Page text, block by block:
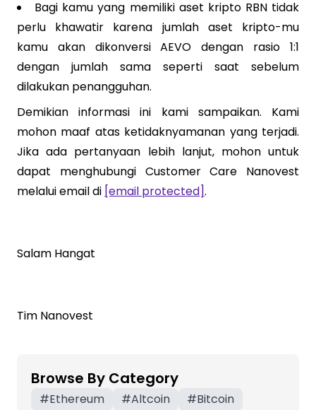
Bagi kamu yang memiliki aset kripto RBN tidak
perlu khawatir karena jumlah aset kripto-mu
kamu akan dikonversi AEVO dengan rasio 1:1
dengan jumlah sama seperti saat sebelum
dilakukan penangguhan.
Demikian informasi ini kami sampaikan. Kami
mohon maaf atas ketidaknyamanan yang terjadi.
Jika ada pertanyaan lebih lanjut, mohon untuk
dapat menghubungi Customer Care Nanovest
melalui email di [email protected].
Salam Hangat
Tim Nanovest
Browse By Category
#Ethereum #Altcoin #Bitcoin